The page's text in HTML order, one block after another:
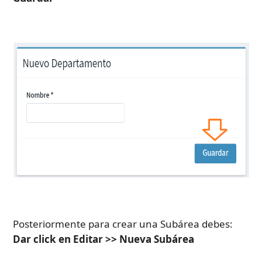
Posteriormente para crear una Subárea debes:
Dar click en Editar >> Nueva Subárea